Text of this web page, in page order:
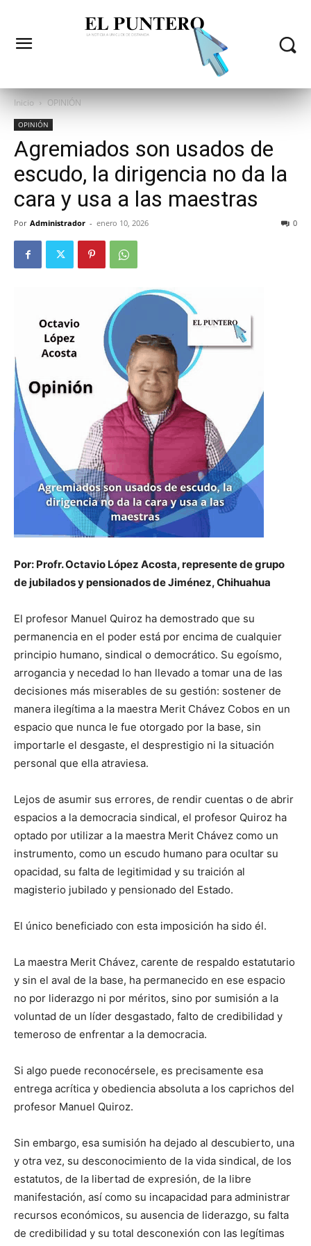
Inicio OPINIÓN
OPINIÓN
Agremiados son usados de
escudo, la dirigencia no da la
cara y usa a las maestras
Por Administrador - enero 10, 2026 0
Por: Profr. Octavio López Acosta, represente de grupo
de jubilados y pensionados de Jiménez, Chihuahua
El profesor Manuel Quiroz ha demostrado que su
permanencia en el poder está por encima de cualquier
principio humano, sindical o democrático. Su egoísmo,
arrogancia y necedad lo han llevado a tomar una de las
decisiones más miserables de su gestión: sostener de
manera ilegítima a la maestra Merit Chávez Cobos en un
espacio que nunca le fue otorgado por la base, sin
importarle el desgaste, el desprestigio ni la situación
personal que ella atraviesa.
Lejos de asumir sus errores, de rendir cuentas o de abrir
espacios a la democracia sindical, el profesor Quiroz ha
optado por utilizar a la maestra Merit Chávez como un
instrumento, como un escudo humano para ocultar su
opacidad, su falta de legitimidad y su traición al
magisterio jubilado y pensionado del Estado.
El único beneficiado con esta imposición ha sido él.
La maestra Merit Chávez, carente de respaldo estatutario
y sin el aval de la base, ha permanecido en ese espacio
no por liderazgo ni por méritos, sino por sumisión a la
voluntad de un líder desgastado, falto de credibilidad y
temeroso de enfrentar a la democracia.
Si algo puede reconocérsele, es precisamente esa
entrega acrítica y obediencia absoluta a los caprichos del
profesor Manuel Quiroz.
Sin embargo, esa sumisión ha dejado al descubierto, una
y otra vez, su desconocimiento de la vida sindical, de los
estatutos, de la libertad de expresión, de la libre
manifestación, así como su incapacidad para administrar
recursos económicos, su ausencia de liderazgo, su falta
de credibilidad y su total desconexión con las legítimas